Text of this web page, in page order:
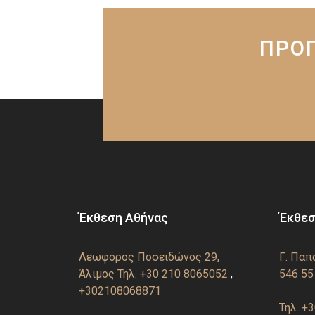
Έκθεση Αθήνας
Λεωφόρος Ποσειδώνος 29,
Άλιμος Τηλ. +30 210 8065052 ,
+302108068871
Γ.
546
Τηλ.